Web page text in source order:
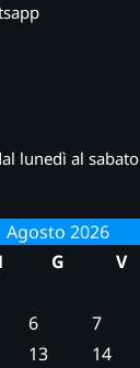
lunedì al sabato
Agosto 2026
G V
6 7
13 14